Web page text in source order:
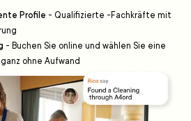
Profile - Qualifizierte -Fachkräfte mit
- Buchen Sie online und wählen Sie eine
ohne Aufwand